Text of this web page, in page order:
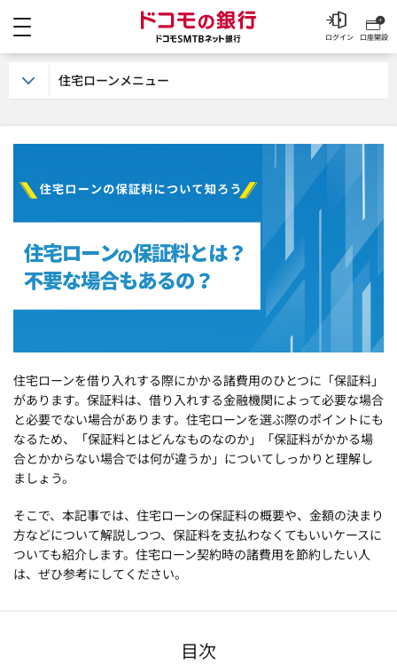
ドコモの銀行 ドコモ
口座開設
ログイン
住宅ローンを借り入れする際にかかる諸費用のひとつに「保証料」
があります。保証料は、借り入れする金融機関によって必要な場合
と必要でない場合があります。住宅ローンを選ぶ際のポイントにも
なるため、「保証料とはどんなものなのか」「保証料がかかる場
合とかからない場合では何が違うか」についてしっかりと理解し
ましょう。
そこで、本記事では、住宅ローンの保証料の概要や、金額の決まり
方などについて解説しつつ、保証料を支払わなくてもいいケースに
ついても紹介します。住宅ローン契約時の諸費用を節約したい人
は、ぜひ参考にしてください。
目次
住宅ローンメニュー